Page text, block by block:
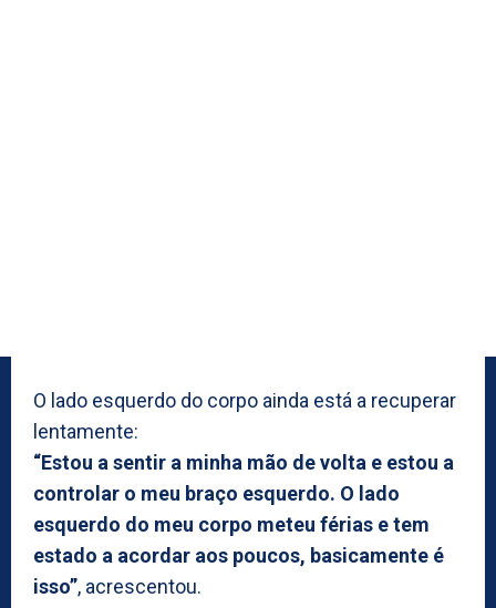
O lado esquerdo do corpo ainda está a recuperar
lentamente:
“Estou a sentir a minha mão de volta e estou a
controlar o meu braço esquerdo. O lado
esquerdo do meu corpo meteu férias e tem
estado a acordar aos poucos, basicamente é
isso”, acrescentou.